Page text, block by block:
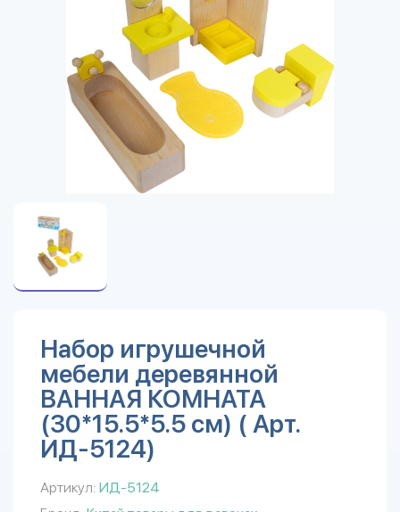
Набор игрушечной
мебели деревянной
ВАННАЯ КОМНАТА
(30*15.5*5.5 см) ( Арт.
ИД-5124)
Артикул: ИД-5124